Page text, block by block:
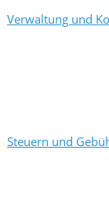
Verwaltung und
Steuern und